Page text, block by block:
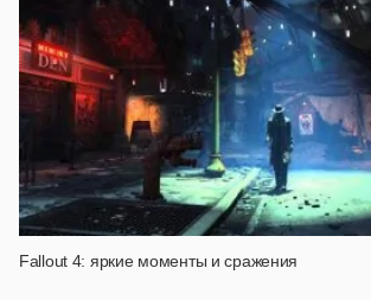
Fallout 4: яркие моменты и сражения